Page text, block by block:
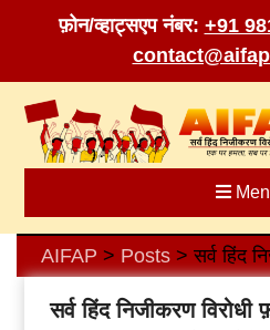
फ़ोन/व्हाट्सएप नंबर: +91
content
AIFAP > Posts>
सर्व हिंद निजीकरण विरोधी